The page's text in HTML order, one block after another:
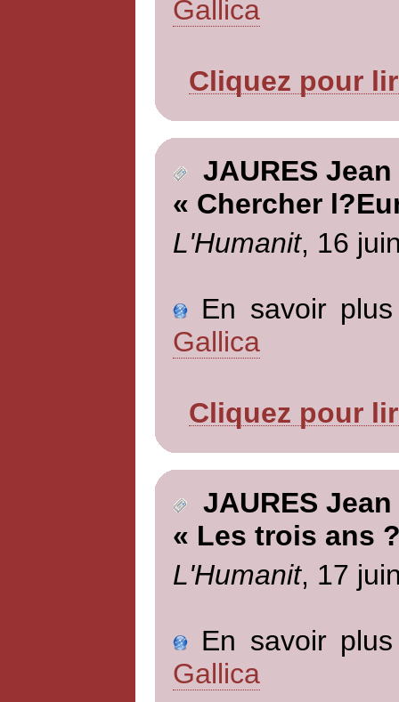
Gallica
Cliquez pour
JAURES Jean
« Chercher
L'Humanit, 16
En savoir
Gallica
Cliquez pour
JAURES Jean
« Les trois ans
L'Humanit, 17
En savoir
Gallica